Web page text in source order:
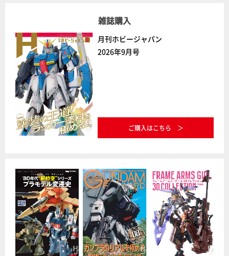
雑誌購入
月刊ホビージャパン
2026年9月号
ご購入はこちら